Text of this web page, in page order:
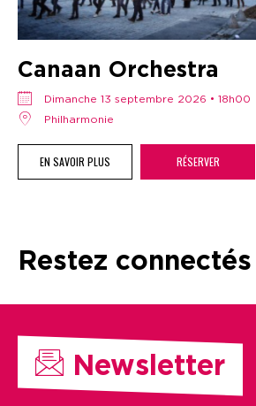
Canaan Orchestra
dimanche 13 septembre 2026 • 18h00
Philharmonie
EN SAVOIR PLUS RÉSERVER
Restez connectés
Newsletter